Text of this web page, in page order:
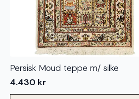
Persisk Moud teppe m/ silke
4.430 kr